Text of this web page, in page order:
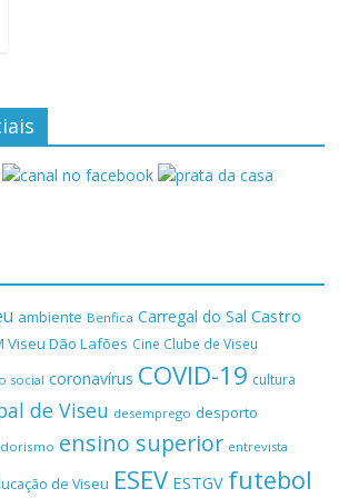
ambiente Benfica Carregal do Sal Castro
Viseu Dão Lafões Cine Clube de Viseu
social coronavírus COVID-19 cultura
de Viseu desemprego desporto
ensino superior entrevista
de Viseu ESEV ESTGV futebol